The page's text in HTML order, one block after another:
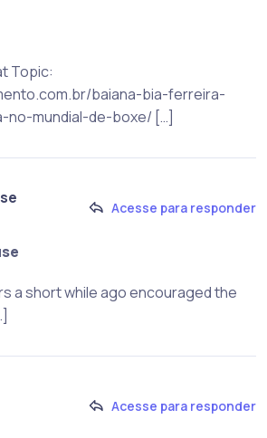
Topic:
baiana-bia-ferreira-
mundial-de-boxe/ […]
Acesse para responder
a short while ago encouraged the
Acesse para responder